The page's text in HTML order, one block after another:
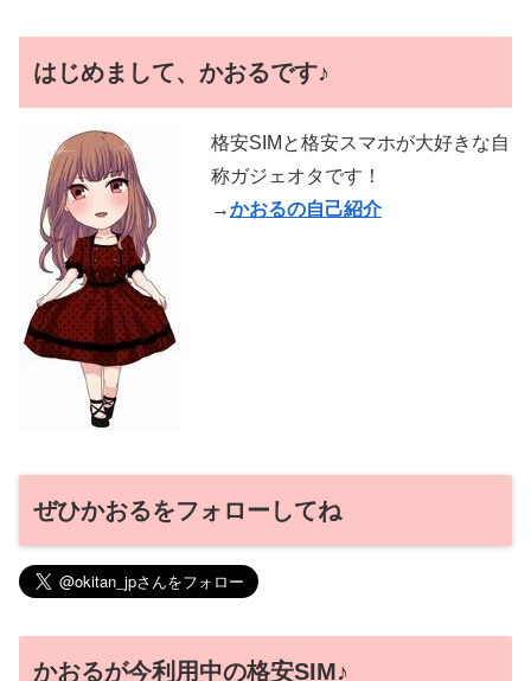
はじめまして、かおるです♪
格安SIMと格安スマホが大好きな自
称ガジェオタです！
→かおるの自己紹介
ぜひかおるをフォローしてね
かおるが今利用中の格安SIM♪